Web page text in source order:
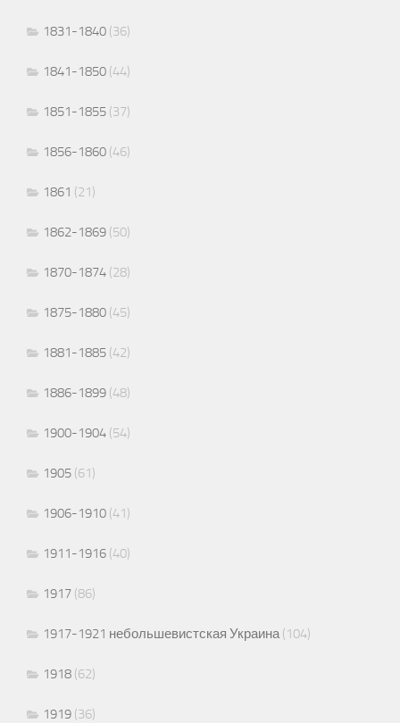
1831-1840 (36)
1841-1850 (44)
1851-1855 (37)
1856-1860 (46)
1861 (21)
1862-1869 (50)
1870-1874 (28)
1875-1880 (45)
1881-1885 (42)
1886-1899 (48)
1900-1904 (54)
1905 (61)
1906-1910 (41)
1911-1916 (40)
1917 (86)
1917-1921 небольшевистская Украина(104)
1918 (62)
1919 (36)